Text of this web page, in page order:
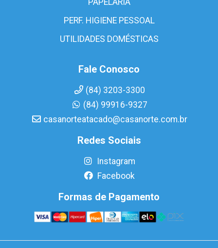
PAPELARIA
PERF. HIGIENE PESSOAL
UTILIDADES DOMÉSTICAS
Fale Conosco
(84) 3203-3300
(84) 99916-9327
casanorteatacado@casanorte.com.br
Redes Sociais
Instagram
Facebook
Formas de Pagamento